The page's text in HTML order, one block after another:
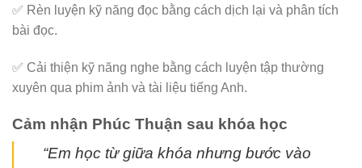
✅ Rèn luyện kỹ năng đọc bằng cách dịch lại và phân tích
bài đọc.
✅ Cải thiện kỹ năng nghe bằng cách luyện tập thường
xuyên qua phim ảnh và tài liệu tiếng Anh.
Cảm nhận Phúc Thuận sau khóa học
“Em học từ giữa khóa nhưng bước vào